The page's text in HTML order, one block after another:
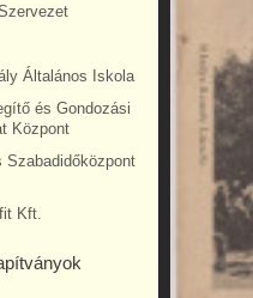
Általános Iskola
és Gondozási
Központ
Kft.